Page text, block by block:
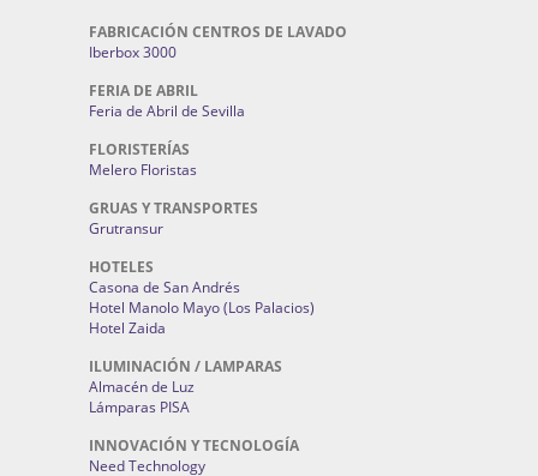
FABRICACIÓN CENTROS DE LAVADO
Iberbox 3000
FERIA DE ABRIL
Feria de Abril de Sevilla
FLORISTERÍAS
Melero Floristas
GRUAS Y TRANSPORTES
Grutransur
HOTELES
Casona de San Andrés
Hotel Manolo Mayo (Los Palacios)
Hotel Zaida
ILUMINACIÓN / LAMPARAS
Almacén de Luz
Lámparas PISA
INNOVACIÓN Y TECNOLOGÍA
Need Technology